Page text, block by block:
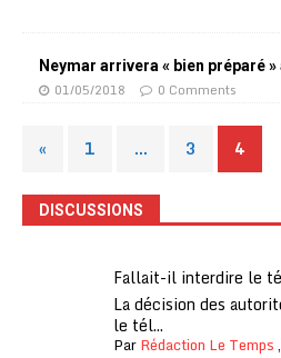
Neymar arrivera « bien préparé
01/05/2018 0 Comments
« 1 … 3 4
DISCUSSIONS
Fallait-il interdire le
La décision des
le tél...
ParRédaction Le Temps,